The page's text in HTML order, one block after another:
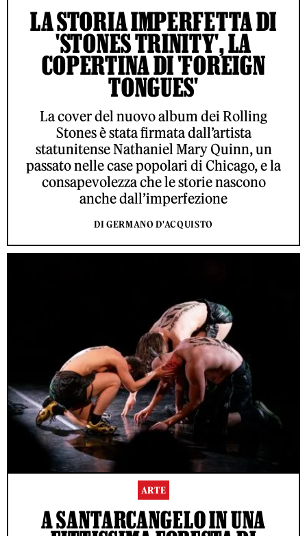
LA STORIA IMPERFETTA DI
'STONES TRINITY', LA
COPERTINA DI 'FOREIGN
TONGUES'
La cover del nuovo album dei Rolling
Stones è stata firmata dall’artista
statunitense Nathaniel Mary Quinn, un
passato nelle case popolari di Chicago, e la
consapevolezza che le storie nascono
anche dall’imperfezione
DI GERMANO D'ACQUISTO
ARTE
A SANTARCANGELO IN UNA